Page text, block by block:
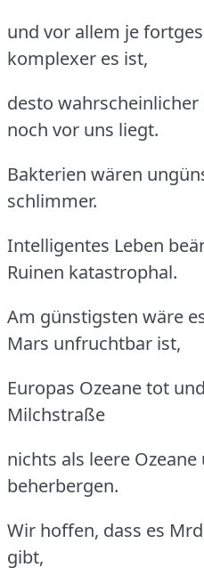
und vor allem je
komplexer es ist,
desto wahrscheinlicher
noch vor uns liegt.
Bakterien wären
schlimmer.
Intelligentes Leben
Ruinen katastrophal.
Am günstigsten wäre
Mars unfruchtbar ist,
Europas Ozeane tot
Milchstraße
nichts als leere
beherbergen.
Wir hoffen, dass es
gibt,